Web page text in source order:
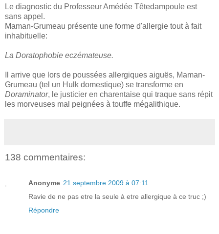
Le diagnostic du Professeur Amédée Têtedampoule est
sans appel.
Maman-Grumeau présente une forme d'allergie tout à fait
inhabituelle:
La Doratophobie eczémateuse.
Il arrive que lors de poussées allergiques aiguës, Maman-
Grumeau (tel un Hulk domestique) se transforme en
Doraminator, le justicier en charentaise qui traque sans répit
les morveuses mal peignées à touffe mégalithique.
138 commentaires:
Anonyme 21 septembre 2009 à 07:11
Ravie de ne pas etre la seule à etre allergique à ce truc ;)
Répondre